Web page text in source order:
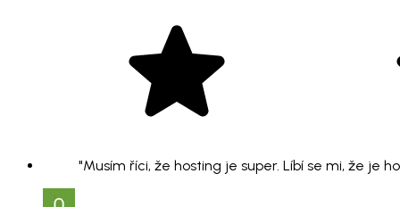
"Musím říci, že hosting je super. Líbí se mi, že je